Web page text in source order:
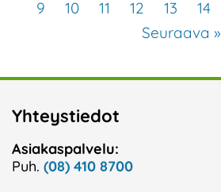
9
10 11 12 13 14
Seuraava »
Yhteystiedot
Asiakaspalvelu:
Puh. (08) 410 8700